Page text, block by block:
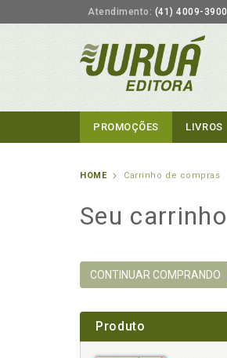
Atendimento: (41) 4009-3900
PROMOÇÕES LIVROS
HOME Carrinho de compras
Seu carrinho
CONTINUAR COMPRANDO
Produto